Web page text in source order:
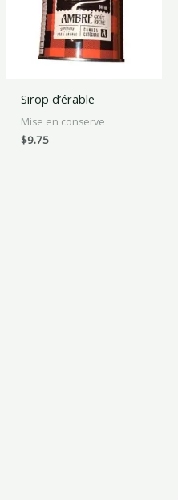
Sirop d’érable
Mise en conserve
$9.75